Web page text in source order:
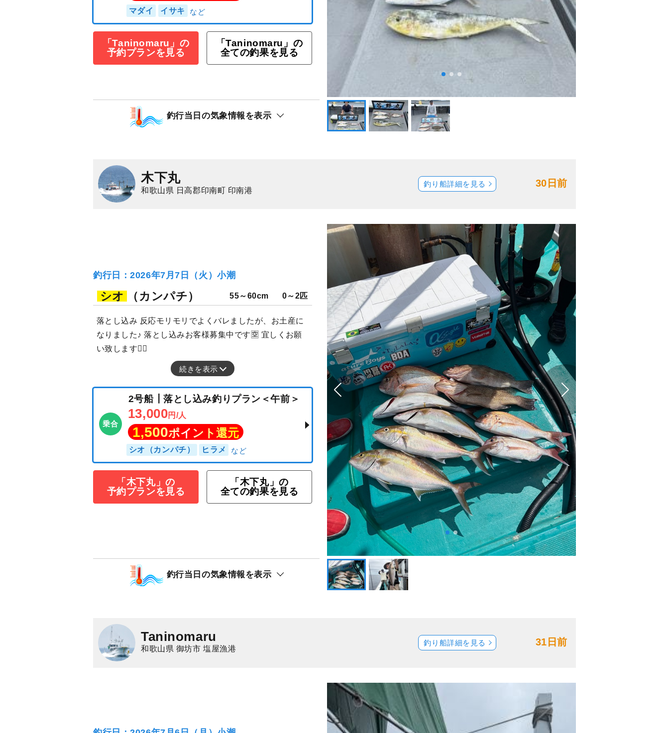
＜午前＞★大型根魚も★SLJ・タイラバ
釣りプラン
12,000円/人
マダイ イサキ
「Taninomaru」の
予約プランを見る
「Taninomaru」の
全ての釣果を見る
釣行当日の気象情報を表示
木下丸
和歌山県 日高郡印南町 印南港
30日前
釣り船詳細を見る
釣行日：2026年7月7日（火）小潮
シオ （カンパチ） 55～60cm 0～2匹
落とし込み 反応モリモリでよくバレましたが、お土産に
なりました♪ 落とし込みお客様募集中です🈳 宜しくお願
い致します🙇‍♂️
続きを表示
1,500ポイント還元
シオ（カンパチ） ヒラメ
「木下丸」の
予約プランを見る
「木下丸」の
全ての釣果を見る
釣行当日の気象情報を表示
Taninomaru
和歌山県 御坊市 塩屋漁港
31日前
釣り船詳細を見る